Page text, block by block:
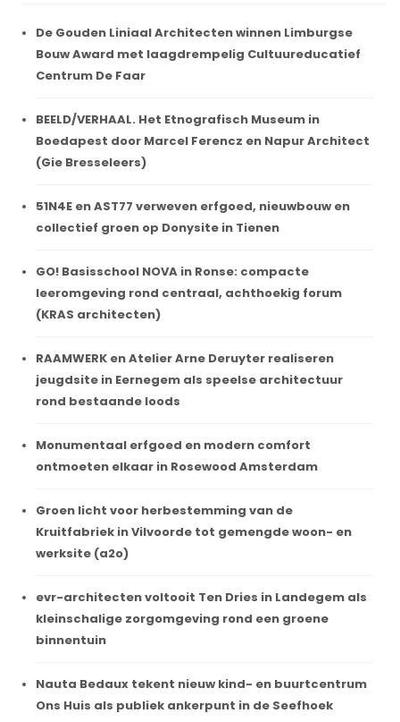
De Gouden Liniaal Architecten winnen Limburgse
Bouw Award met laagdrempelig Cultuureducatief
Centrum De Faar
BEELD/VERHAAL. Het Etnografisch Museum in
Boedapest door Marcel Ferencz en Napur Architect
(Gie Bresseleers)
51N4E en AST77 verweven erfgoed, nieuwbouw en
collectief groen op Donysite in Tienen
GO! Basisschool NOVA in Ronse: compacte
leeromgeving rond centraal, achthoekig forum
(KRAS architecten)
RAAMWERK en Atelier Arne Deruyter realiseren
jeugdsite in Eernegem als speelse architectuur
rond bestaande loods
Monumentaal erfgoed en modern comfort
ontmoeten elkaar in Rosewood Amsterdam
Groen licht voor herbestemming van de
Kruitfabriek in Vilvoorde tot gemengde woon- en
werksite (a2o)
evr-architecten voltooit Ten Dries in Landegem als
kleinschalige zorgomgeving rond een groene
binnentuin
Nauta Bedaux tekent nieuw kind- en buurtcentrum
Ons Huis als publiek ankerpunt in de Seefhoek